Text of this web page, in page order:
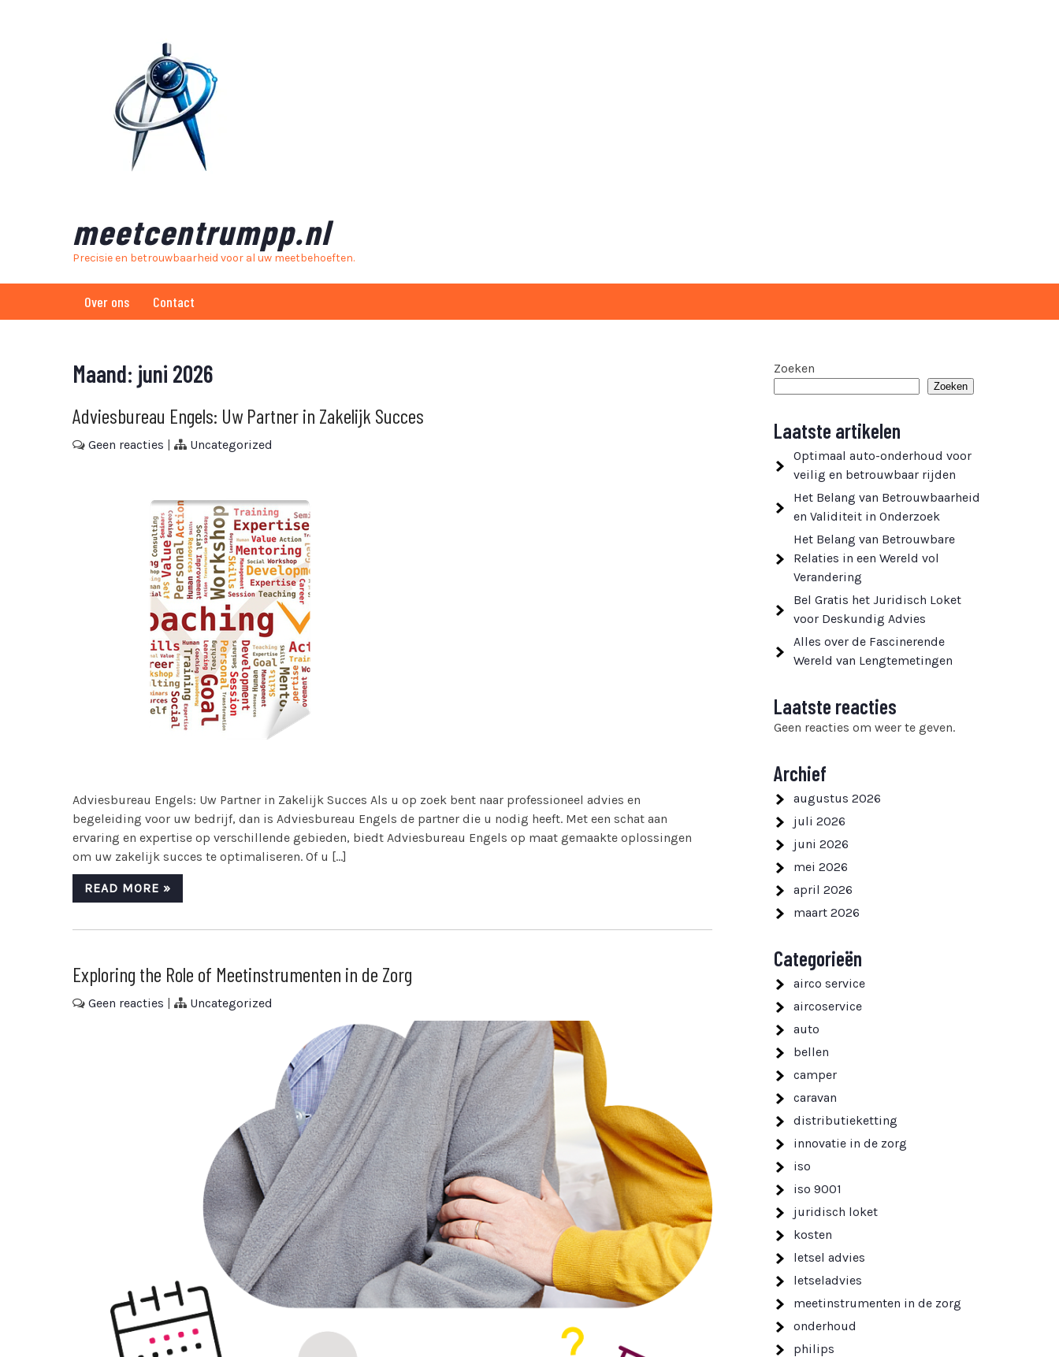
meetcentrumpp.nl
Precisie en betrouwbaarheid voor al uw meetbehoeften.
Over ons Contact
Maand: juni 2026
Adviesbureau Engels: Uw Partner in Zakelijk Succes
Geen reacties | Uncategorized
Adviesbureau Engels: Uw Partner in Zakelijk Succes Als u op zoek bent naar professioneel advies en
begeleiding voor uw bedrijf, dan is Adviesbureau Engels de partner die u nodig heeft. Met een schat aan
ervaring en expertise op verschillende gebieden, biedt Adviesbureau Engels op maat gemaakte oplossingen
om uw zakelijk succes te optimaliseren. Of u […]
READ MORE »
Exploring the Role of Meetinstrumenten in de Zorg
Geen reacties | Uncategorized
Zoeken
Zoeken
Laatste artikelen
Optimaal auto-onderhoud voor
veilig en betrouwbaar rijden
Het Belang van Betrouwbaarheid
en Validiteit in Onderzoek
Het Belang van Betrouwbare
Relaties in een Wereld vol
Verandering
Bel Gratis het Juridisch Loket
voor Deskundig Advies
Alles over de Fascinerende
Wereld van Lengtemetingen
Laatste reacties
Geen reacties om weer te geven.
Archief
augustus 2026
juli 2026
juni 2026
mei 2026
april 2026
maart 2026
Categorieën
airco service
aircoservice
auto
bellen
camper
caravan
distributieketting
innovatie in de zorg
iso
iso 9001
juridisch loket
kosten
letsel advies
letseladvies
meetinstrumenten in de zorg
onderhoud
philips